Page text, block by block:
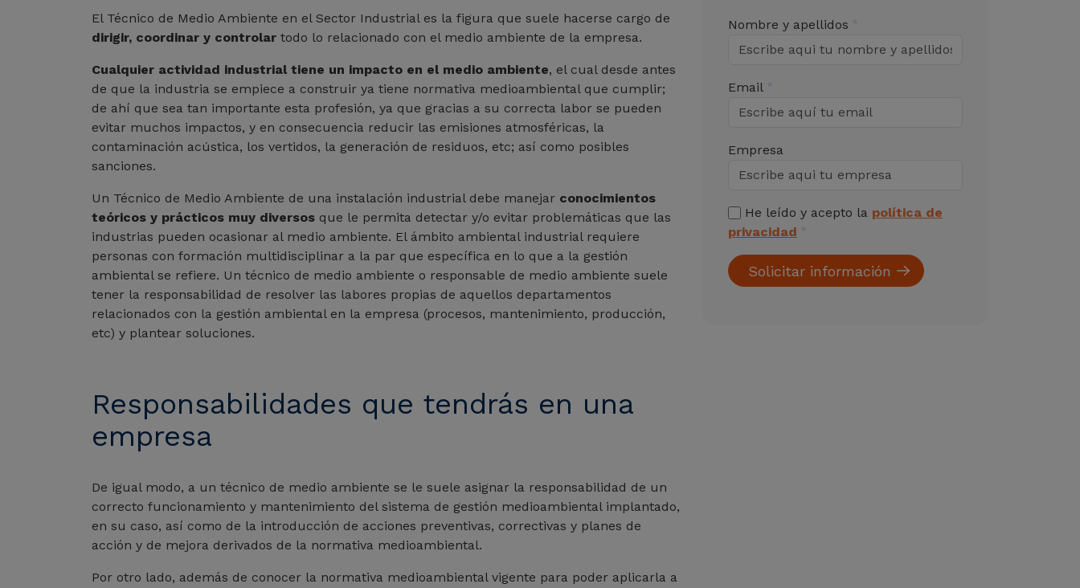
El Técnico de Medio Ambiente en el Sector Industrial es la figura que suele hacerse cargo de
dirigir, coordinar y controlar todo lo relacionado con el medio ambiente de la empresa.
Cualquier actividad industrial tiene un impacto en el medio ambiente, el cual desde antes
de que la industria se empiece a construir ya tiene normativa medioambiental que cumplir;
de ahí que sea tan importante esta profesión, ya que gracias a su correcta labor se pueden
evitar muchos impactos, y en consecuencia reducir las emisiones atmosféricas, la
contaminación acústica, los vertidos, la generación de residuos, etc; así como posibles
sanciones.
Un Técnico de Medio Ambiente de una instalación industrial debe manejar conocimientos
teóricos y prácticos muy diversos que le permita detectar y/o evitar problemáticas que las
industrias pueden ocasionar al medio ambiente. El ámbito ambiental industrial requiere
personas con formación multidisciplinar a la par que específica en lo que a la gestión
ambiental se refiere. Un técnico de medio ambiente o responsable de medio ambiente suele
tener la responsabilidad de resolver las labores propias de aquellos departamentos
relacionados con la gestión ambiental en la empresa (procesos, mantenimiento, producción,
etc) y plantear soluciones.
Responsabilidades que tendrás en una
empresa
De igual modo, a un técnico de medio ambiente se le suele asignar la responsabilidad de un
correcto funcionamiento y mantenimiento del sistema de gestión medioambiental implantado,
en su caso, así como de la introducción de acciones preventivas, correctivas y planes de
acción y de mejora derivados de la normativa medioambiental.
Por otro lado, además de conocer la normativa medioambiental vigente para poder aplicarla a
Nombre y apellidos
Email
Empresa
He leído y acepto la política de
privacidad